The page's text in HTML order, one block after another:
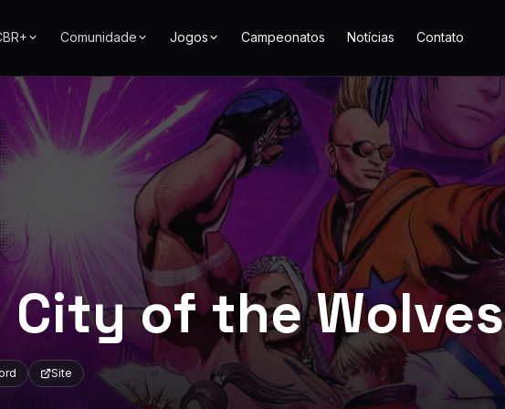
Comunidade Jogos Campeonatos Notícias Contato
City of the Wolves
Site